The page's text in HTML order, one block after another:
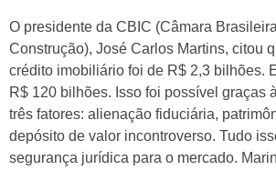
O presidente da CBIC (Câmara
Construção), José Carlos Martins, citou
crédito imobiliário foi de R$ 2,3 bilhões.
R$ 120 bilhões. Isso foi possível graças
três fatores: alienação fiduciária,
depósito de valor incontroverso. Tudo
segurança jurídica para o mercado.